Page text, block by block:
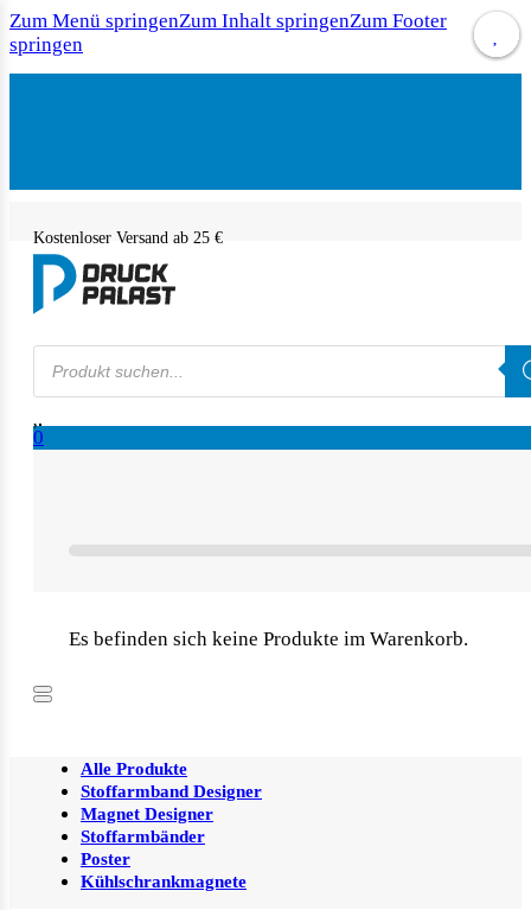
Zum Menü springenZum Inhalt springenZum Footer
springen
Kostenloser Versand ab 25 €
Products
search
0
Es befinden sich keine Produkte im Warenkorb.
Alle Produkte
Stoffarmband Designer
Magnet Designer
Stoffarmbänder
Poster
Kühlschrankmagnete